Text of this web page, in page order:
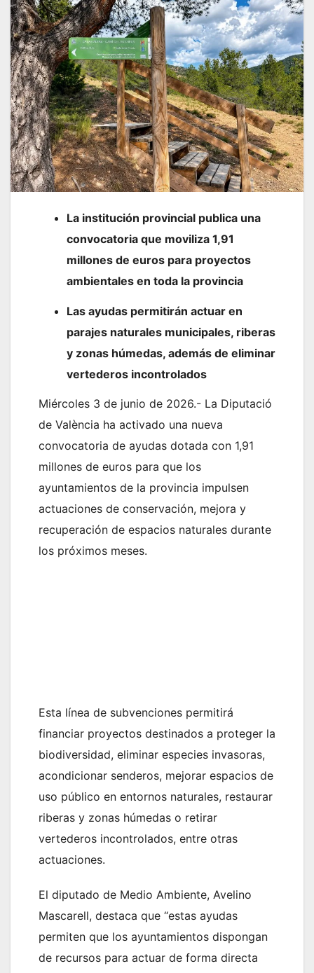
La institución provincial publica una
convocatoria que moviliza 1,91
millones de euros para proyectos
ambientales en toda la provincia
Las ayudas permitirán actuar en
parajes naturales municipales, riberas
y zonas húmedas, además de eliminar
vertederos incontrolados
Miércoles 3 de junio de 2026.- La Diputació
de València ha activado una nueva
convocatoria de ayudas dotada con 1,91
millones de euros para que los
ayuntamientos de la provincia impulsen
actuaciones de conservación, mejora y
recuperación de espacios naturales durante
los próximos meses.
Esta línea de subvenciones permitirá
financiar proyectos destinados a proteger la
biodiversidad, eliminar especies invasoras,
acondicionar senderos, mejorar espacios de
uso público en entornos naturales, restaurar
riberas y zonas húmedas o retirar
vertederos incontrolados, entre otras
actuaciones.
El diputado de Medio Ambiente, Avelino
Mascarell, destaca que “estas ayudas
permiten que los ayuntamientos dispongan
de recursos para actuar de forma directa